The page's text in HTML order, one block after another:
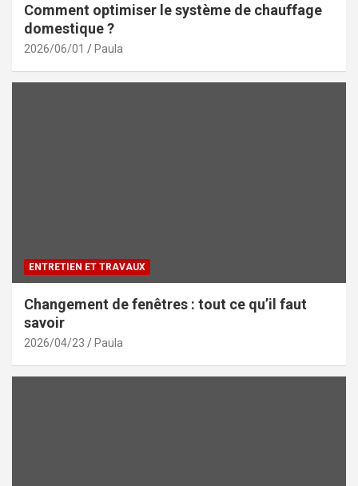
Comment optimiser le système de chauffage
domestique ?
2026/06/01 Paula
ENTRETIEN ET TRAVAUX
Changement de fenêtres : tout ce qu’il faut
savoir
2026/04/23 Paula